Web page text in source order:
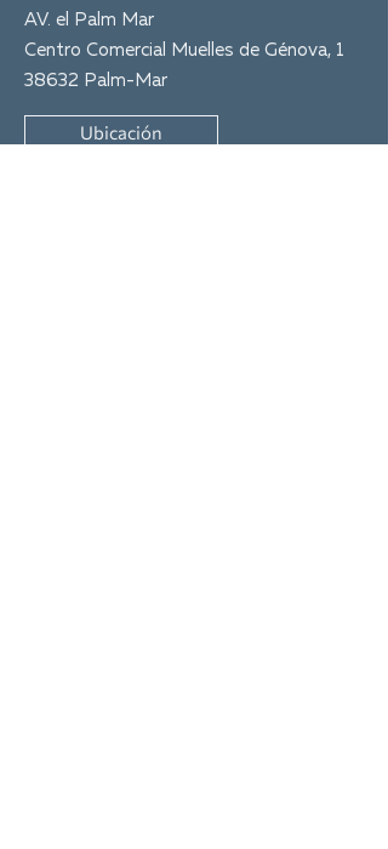
AV. el Palm Mar
Centro Comercial Muelles de Génova, 1
38632 Palm-Mar
Ubicación